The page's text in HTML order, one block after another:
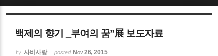
백제의 향기 _부여의 꿈”展 보도자료
by 사비사랑 posted Nov 26, 2015
Sketchbook5, 스케치북5